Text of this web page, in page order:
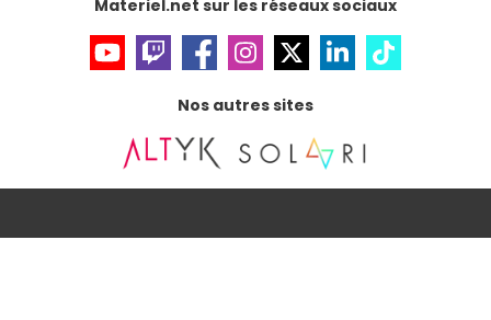
Materiel.net sur les réseaux sociaux
Nos autres sites